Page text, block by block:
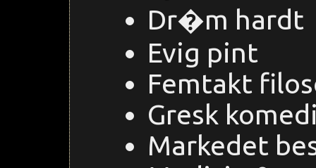
Dr�m hardt
Evig pint
Femtakt
Gresk
Markedet